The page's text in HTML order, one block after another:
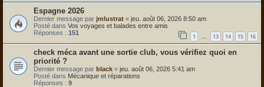
Espagne 2026
Dernier message par jmlustrat « jeu. août 06, 2026 8:50 am
Posté dans Vos voyages et balades entre amis
Réponses : 151 1 … 13 14 15 16
check méca avant une sortie club, vous vérifiez quoi en
priorité ?
Dernier message par black « jeu. août 06, 2026 5:41 am
Posté dans Mécanique et réparations
Réponses : 9